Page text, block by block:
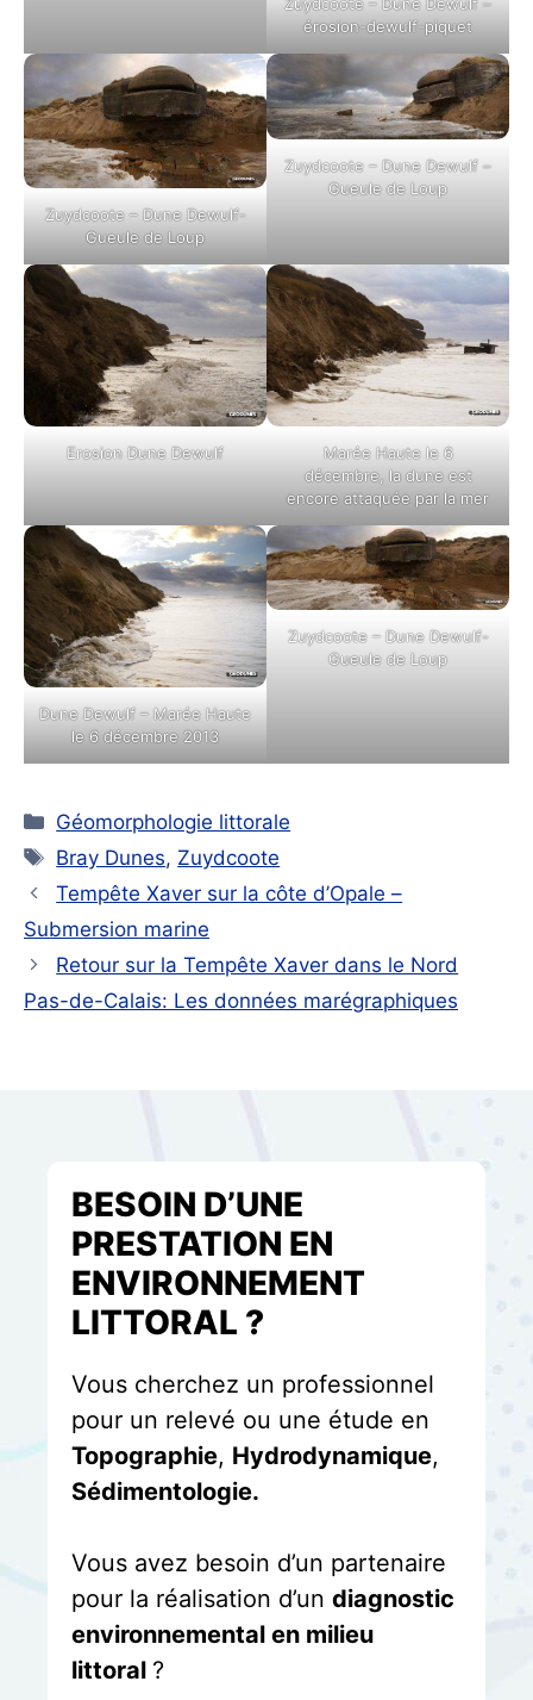
érosion-dewulf-piquet
Zuydcoote – Dune Dewulf-
Gueule de Loup
Zuydcoote – Dune Dewulf –
Gueule de Loup
Erosion Dune Dewulf
Marée Haute le 6
décembre, la dune est
encore attaquée par la mer
Dune Dewulf – Marée Haute
le 6 décembre 2013
Zuydcoote – Dune Dewulf-
Gueule de Loup
Catégories
Géomorphologie littorale
Étiquettes
Bray Dunes, Zuydcoote
Tempête Xaver sur la côte d’Opale –
Submersion marine
Retour sur la Tempête Xaver dans le Nord
Pas-de-Calais: Les données marégraphiques
BESOIN D’UNE
PRESTATION EN
ENVIRONNEMENT
LITTORAL ?
Vous cherchez un professionnel
pour un relevé ou une étude en
Topographie, Hydrodynamique,
Sédimentologie.
Vous avez besoin d’un partenaire
pour la réalisation d’un diagnostic
environnemental en milieu
littoral ?